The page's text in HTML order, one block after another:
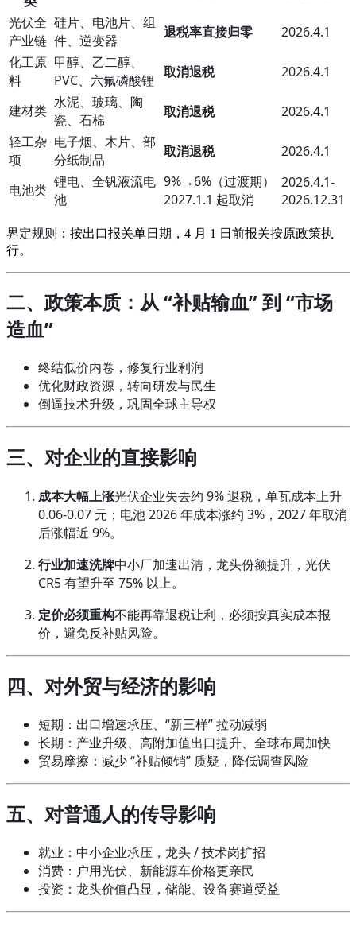
光伏全
产业链
硅片、电池片、组
件、逆变器
退税率直接归零
2026.4.1
化工原
料
甲醇、乙二醇、
PVC、六氟磷酸锂 取消退税 2026.4.1
建材类 水泥、玻璃、陶
瓷、石棉
取消退税
2026.4.1
轻工杂
项
电子烟、木片、部
分纸制品
取消退税 2026.4.1
电池类 锂电、全钒液流电
池
9%→6%（过渡期）
2027.1.1 起取消
2026.4.1-
2026.12.31
界定规则 ：按出口报关单日期，4 月 1 日前报关按原政策执
行。
二、政策本质：从 “补贴输血” 到 “市场
造血”
终结低价内卷，修复行业利润
优化财政资源，转向研发与民生
倒逼技术升级，巩固全球主导权
三、对企业的直接影响
成本大幅上涨光伏企业失去约 9% 退税，单瓦成本上升
0.06-0.07 元；电池 2026 年成本涨约 3%，2027 年取消
后涨幅近 9%。
行业加速洗牌中小厂加速出清，龙头份额提升，光伏
CR5 有望升至 75% 以上。
定价必须重构不能再靠退税让利，必须按真实成本报
价，避免反补贴风险。
四、对外贸与经济的影响
短期：出口增速承压、“新三样” 拉动减弱
长期：产业升级、高附加值出口提升、全球布局加快
贸易摩擦：减少 “补贴倾销” 质疑，降低调查风险
五、对普通人的传导影响
就业：中小企业承压，龙头 / 技术岗扩招
消费：户用光伏、新能源车价格更亲民
投资：龙头价值凸显，储能、设备赛道受益